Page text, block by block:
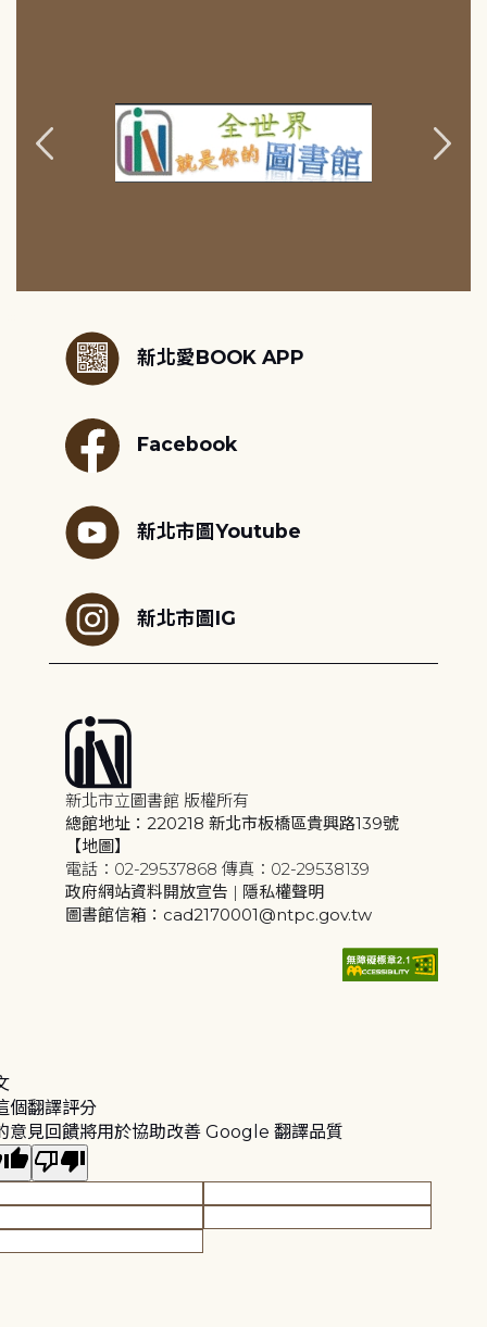
新北愛BOOK APP
Facebook
新北市圖Youtube
新北市圖IG
新北市立圖書館 版權所有
總館地址：220218 新北市板橋區貴興路139號
【地圖】
電話：02-29537868 傳真：02-29538139
政府網站資料開放宣告 | 隱私權聲明
圖書館信箱：cad2170001@ntpc.gov.tw
個翻譯評分
意見回饋將用於協助改善 Google 翻譯品質